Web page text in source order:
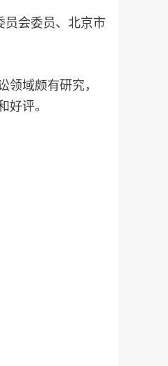
员会委员、北京市
域颇有研究，
评。